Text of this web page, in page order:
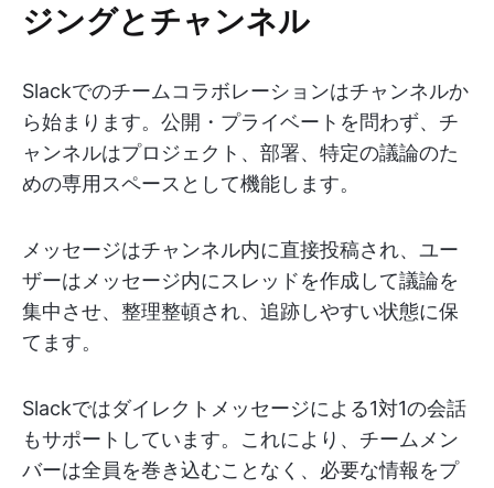
ジングとチャンネル
Slackでのチームコラボレーションはチャンネルか
ら始まります。公開・プライベートを問わず、チ
ャンネルはプロジェクト、部署、特定の議論のた
めの専用スペースとして機能します。
メッセージはチャンネル内に直接投稿され、ユー
ザーはメッセージ内にスレッドを作成して議論を
集中させ、整理整頓され、追跡しやすい状態に保
てます。
Slackではダイレクトメッセージによる1対1の会話
もサポートしています。これにより、チームメン
バーは全員を巻き込むことなく、必要な情報をプ